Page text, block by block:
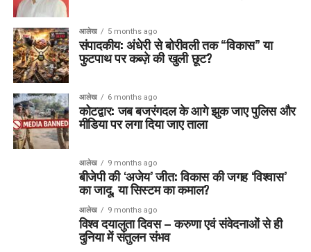
आलेख 5 months ago
संपादकीय: अंधेरी से बोरीवली तक “विकास” या
फुटपाथ पर कब्ज़े की खुली छूट?
आलेख 6 months ago
कोटद्वार: जब बजरंगदल के आगे झुक जाए पुलिस और
मीडिया पर लगा दिया जाए ताला
आलेख 9 months ago
बीजेपी की ‘अजेय’ जीत: विकास की जगह ‘विश्वास’
का जादू, या सिस्टम का कमाल?
आलेख 9 months ago
विश्व दयालुता दिवस – करुणा एवं संवेदनाओं से ही
दुनिया में संतुलन संभव